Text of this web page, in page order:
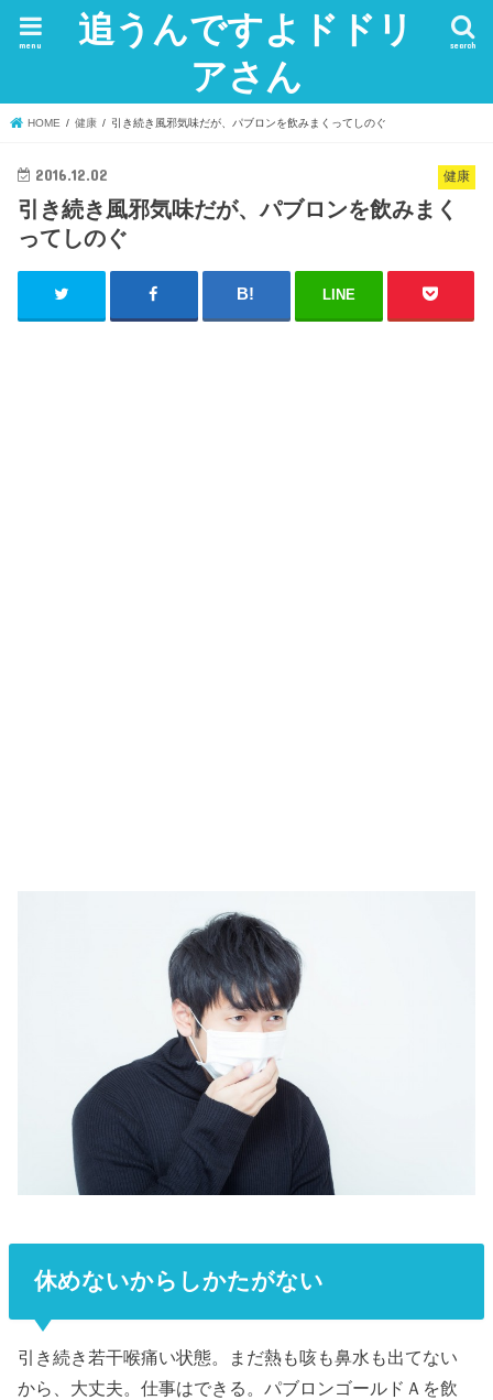
追うんですよドドリ
アさん
search
menu
HOME 健康 引き続き風邪気味だが、パブロンを飲みまくってしのぐ
健康
2016.12.02
引き続き風邪気味だが、パブロンを飲みまく
ってしのぐ
LINE
休めないからしかたがない
引き続き若干喉痛い状態。まだ熱も咳も鼻水も出てない
から、大丈夫。仕事はできる。パブロンゴールドＡを飲